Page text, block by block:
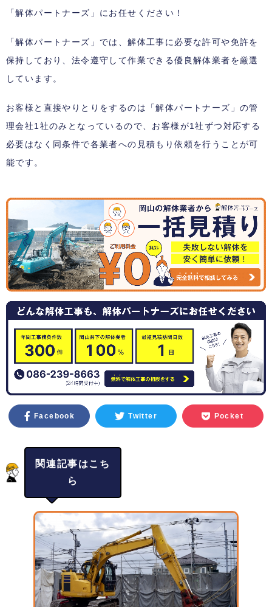
「解体パートナーズ」にお任せください！
「解体パートナーズ」では、解体工事に必要な許可や免許を
保持しており、法令遵守して作業できる優良解体業者を厳選
しています。
お客様と直接やりとりをするのは「解体パートナーズ」の管
理会社1社のみとなっているので、お客様が1社ずつ対応する
必要はなく同条件で各業者への見積もり依頼を行うことが可
能です。
Facebook Twitter Pocket
関連記事はこち
ら